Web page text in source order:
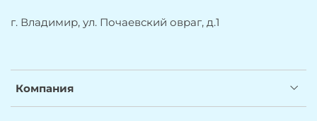
Компания
г. Владимир, ул. Почаевский овраг, д.1